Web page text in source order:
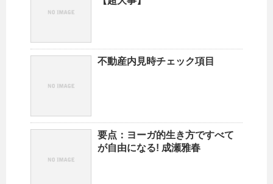
不動産内見時チェック項目
要点：ヨーガ的生き方ですべて
が自由になる! 成瀬雅春